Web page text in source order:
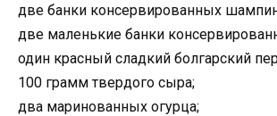
две банки консервированных
две маленькие банки
один красный сладкий болгарский
100 грамм твердого сыра;
два маринованных огурца;